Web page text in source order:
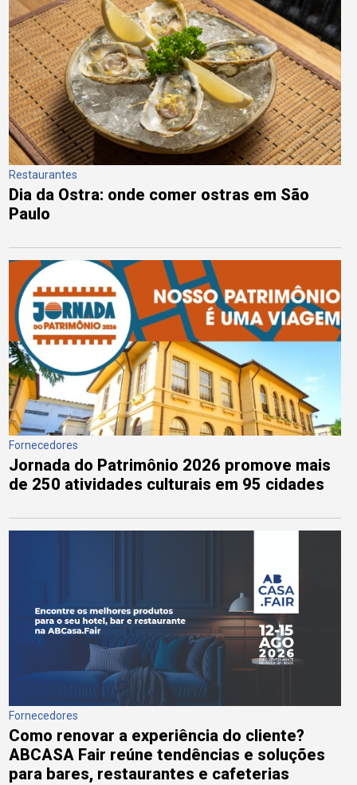
Restaurantes
Dia da Ostra: onde comer ostras em São
Paulo
Fornecedores
Jornada do Patrimônio 2026 promove mais
de 250 atividades culturais em 95 cidades
Fornecedores
Como renovar a experiência do cliente?
ABCASA Fair reúne tendências e soluções
para bares, restaurantes e cafeterias